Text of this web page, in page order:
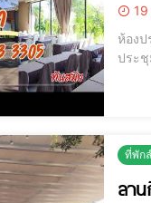
ห้องประชุมจา
ประชุมแ
ที่พัก
ลา